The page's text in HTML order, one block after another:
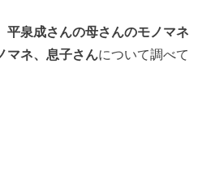
平泉成さんの母さんのモノマネ
マネ、息子さんについて調べて